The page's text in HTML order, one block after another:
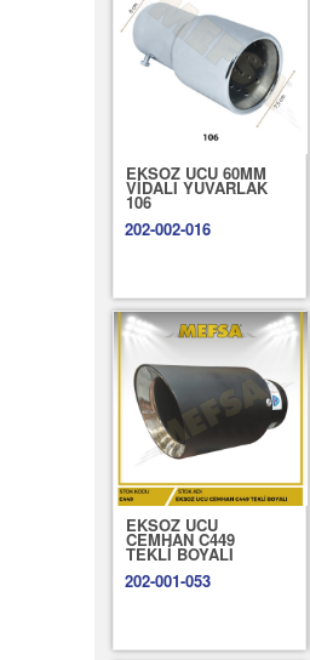
EKSOZ UCU 60MM
VİDALI YUVARLAK
106
202-002-016
EKSOZ UCU
CEMHAN C449
TEKLİ BOYALI
202-001-053